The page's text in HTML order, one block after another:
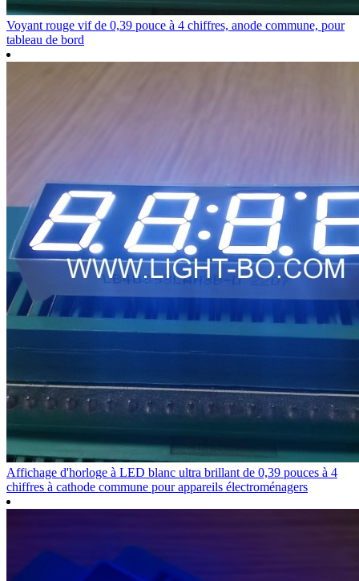
Voyant rouge vif de 0,39 pouce à 4 chiffres, anode commune, pour
tableau de bord
Affichage d'horloge à LED blanc ultra brillant de 0,39 pouces à 4
chiffres à cathode commune pour appareils électroménagers